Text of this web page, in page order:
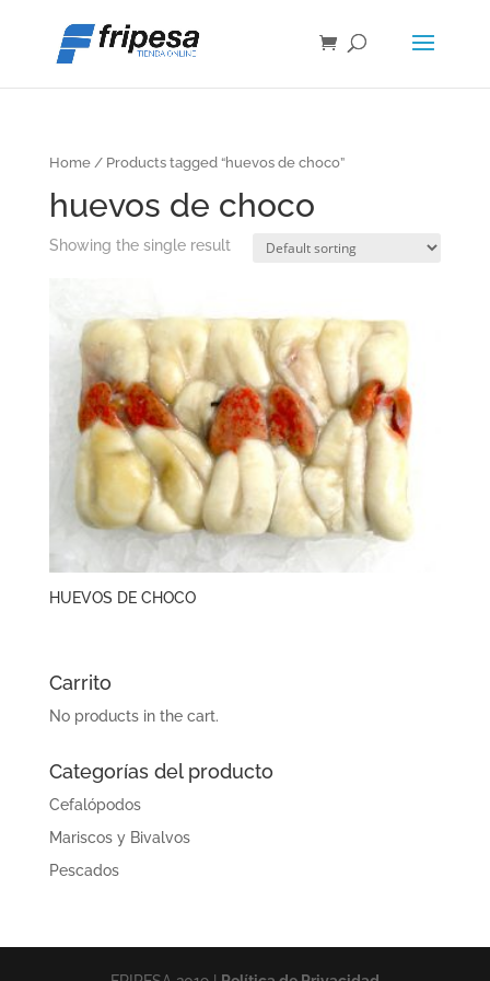
Home/ Products tagged “huevos de choco”
huevos de choco
Showing the single result
HUEVOS DE CHOCO
Carrito
No products in the cart.
Categorías del producto
Cefalópodos
Mariscos y Bivalvos
Pescados